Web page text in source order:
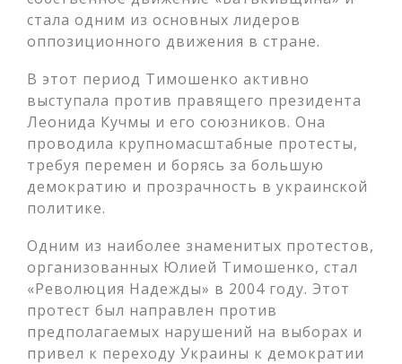
стала одним из основных лидеров
оппозиционного движения в стране.
В этот период Тимошенко активно
выступала против правящего президента
Леонида Кучмы и его союзников. Она
проводила крупномасштабные протесты,
требуя перемен и борясь за большую
демократию и прозрачность в украинской
политике.
Одним из наиболее знаменитых протестов,
организованных Юлией Тимошенко, стал
«Революция Надежды» в 2004 году. Этот
протест был направлен против
предполагаемых нарушений на выборах и
привел к переходу Украины к демократии